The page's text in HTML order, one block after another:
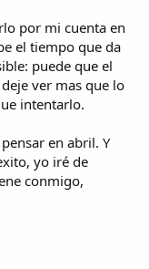
por mi cuenta en
el tiempo que da
puede que el
ver mas que lo
intentarlo.
en abril. Y
yo iré de
conmigo,